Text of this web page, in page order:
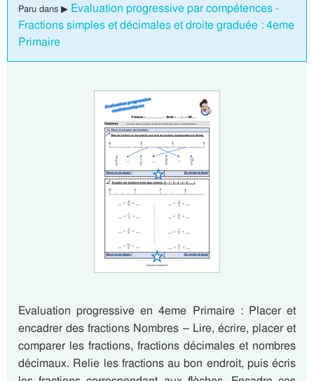
Paru dans ▶ Evaluation progressive par compétences -
Fractions simples et décimales et droite graduée : 4eme
Primaire
Evaluation progressive en 4eme Primaire : Placer et
encadrer des fractions Nombres – Lire, écrire, placer et
comparer les fractions, fractions décimales et nombres
décimaux. Relie les fractions au bon endroit, puis écris